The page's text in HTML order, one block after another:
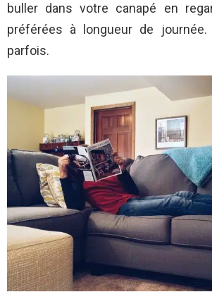
buller dans votre canapé en
préférées à longueur de
parfois.